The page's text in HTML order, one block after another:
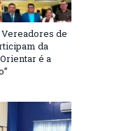
de
da
é a